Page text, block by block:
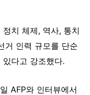
치 체제, 역사, 통치
거 인력 규모를 단순
다고 강조했다.
AFP와 인터뷰에서